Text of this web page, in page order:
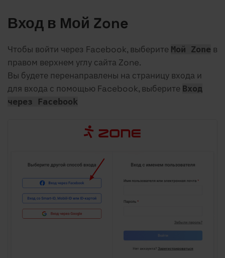
Вход в Мой Zone
Чтобы войти через Facebook, выберите Мой Zone в
правом верхнем углу сайта Zone.
Вы будете перенаправлены на страницу входа и
для входа с помощью Facebook, выберите Вход
через Facebook